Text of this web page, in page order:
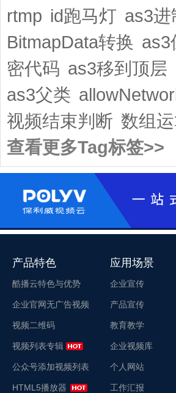
rtmp id跑马灯 as3进
BitmapData转换 as3
密代码 as3移到顶层
as3父类
视频结束判断 数组
查看更多Tag标签>>
产品特色
酷播云特色与优势
企业官网无广告视频
视频二维码
视频列表专辑
公众号添加视频列表
HTML5播放器
应用场景
企业宣传
产品宣传
教育教学
企业视频库
个人网站
工作汇报